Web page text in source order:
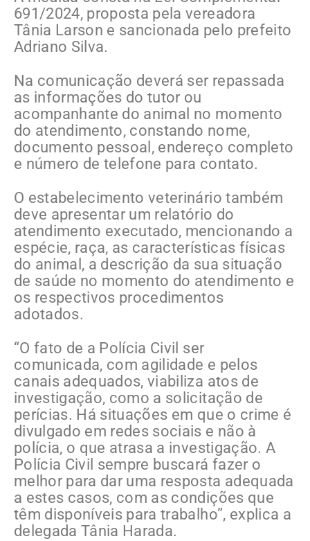
691/2024, proposta pela vereadora
Tânia Larson e sancionada pelo prefeito
Adriano Silva.
Na comunicação deverá ser repassada
as informações do tutor ou
acompanhante do animal no momento
do atendimento, constando nome,
documento pessoal, endereço completo
e número de telefone para contato.
O estabelecimento veterinário também
deve apresentar um relatório do
atendimento executado, mencionando a
espécie, raça, as características físicas
do animal, a descrição da sua situação
de saúde no momento do atendimento e
os respectivos procedimentos
adotados.
“O fato de a Polícia Civil ser
comunicada, com agilidade e pelos
canais adequados, viabiliza atos de
investigação, como a solicitação de
perícias. Há situações em que o crime é
divulgado em redes sociais e não à
polícia, o que atrasa a investigação. A
Polícia Civil sempre buscará fazer o
melhor para dar uma resposta adequada
a estes casos, com as condições que
têm disponíveis para trabalho”, explica a
delegada Tânia Harada.